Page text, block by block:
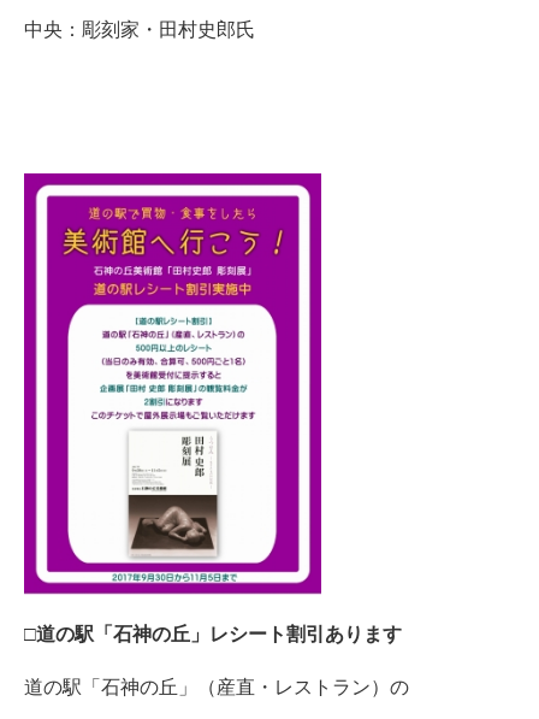
中央：彫刻家・田村史郎氏
□道の駅「石神の丘」レシート割引あります
道の駅「石神の丘」（産直・レストラン）の